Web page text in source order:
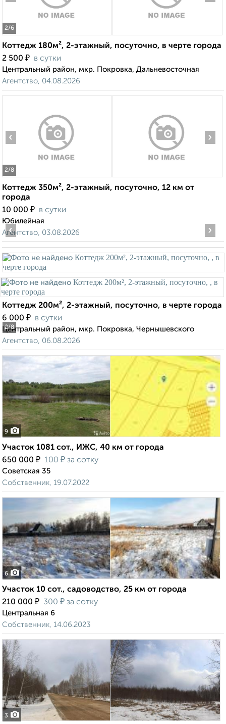
2/6
Коттедж 180м², 2-этажный, посуточно, в черте города
2 500 ₽ в сутки
Центральный район, мкр. Покровка, Дальневосточная
Агентство, 04.08.2026
2/8
‹ ›
Коттедж 350м², 2-этажный, посуточно, 12 км от
города
10 000 ₽ в сутки
Юбилейная
Агентство, 03.08.2026
2/8
‹ ›
Коттедж 200м², 2-этажный, посуточно, в черте города
6 000 ₽ в сутки
Центральный район, мкр. Покровка, Чернышевского
Агентство, 06.08.2026
9
Участок 1081 сот., ИЖС, 40 км от города
650 000 ₽ 100 ₽ за сотку
Советская 35
Собственник, 19.07.2022
6
Участок 10 сот., садоводство, 25 км от города
210 000 ₽ 300 ₽ за сотку
Центральная 6
Собственник, 14.06.2023
3